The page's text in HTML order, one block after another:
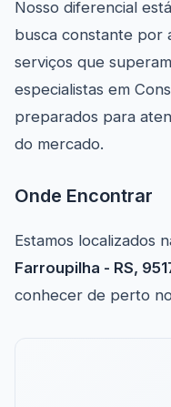
Nosso diferencial
busca constante por
serviços que
especialistas em
preparados para
do mercado.
Onde Encontrar
Estamos localizados
Farroupilha - RS,
conhecer de perto